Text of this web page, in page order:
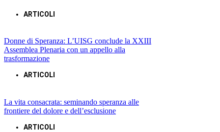
ARTICOLI
Donne di Speranza: L’UISG conclude la XXIII
Assemblea Plenaria con un appello alla
trasformazione
ARTICOLI
La vita consacrata: seminando speranza alle
frontiere del dolore e dell’esclusione
ARTICOLI